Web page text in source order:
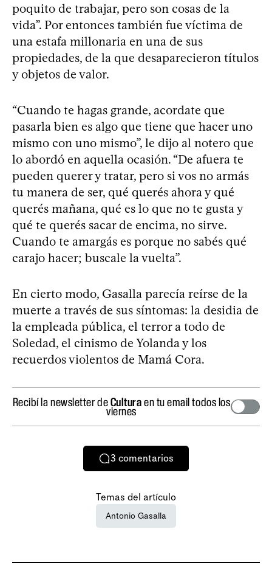
poquito de trabajar, pero son cosas de la
vida”. Por entonces también fue víctima de
una estafa millonaria en una de sus
propiedades, de la que desaparecieron títulos
y objetos de valor.
“Cuando te hagas grande, acordate que
pasarla bien es algo que tiene que hacer uno
mismo con uno mismo”, le dijo al notero que
lo abordó en aquella ocasión. “De afuera te
pueden querer y tratar, pero si vos no armás
tu manera de ser, qué querés ahora y qué
querés mañana, qué es lo que no te gusta y
qué te querés sacar de encima, no sirve.
Cuando te amargás es porque no sabés qué
carajo hacer; buscale la vuelta”.
En cierto modo, Gasalla parecía reírse de la
muerte a través de sus síntomas: la desidia de
la empleada pública, el terror a todo de
Soledad, el cinismo de Yolanda y los
recuerdos violentos de Mamá Cora.
Recibí la newsletter deCulturaen tu email todos los
viernes
3 comentarios
Temas del artículo
Antonio Gasalla